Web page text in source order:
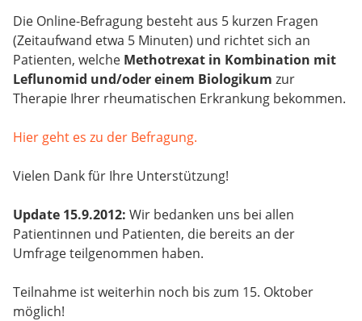
Die Online-Befragung besteht aus 5 kurzen Fragen
(Zeitaufwand etwa 5 Minuten) und richtet sich an
Patienten, welche Methotrexat in Kombination mit
Leflunomid und/oder einem Biologikum zur
Therapie Ihrer rheumatischen Erkrankung bekommen.
Hier geht es zu der Befragung.
Vielen Dank für Ihre Unterstützung!
Update 15.9.2012: Wir bedanken uns bei allen
Patientinnen und Patienten, die bereits an der
Umfrage teilgenommen haben.
Teilnahme ist weiterhin noch bis zum 15. Oktober
möglich!